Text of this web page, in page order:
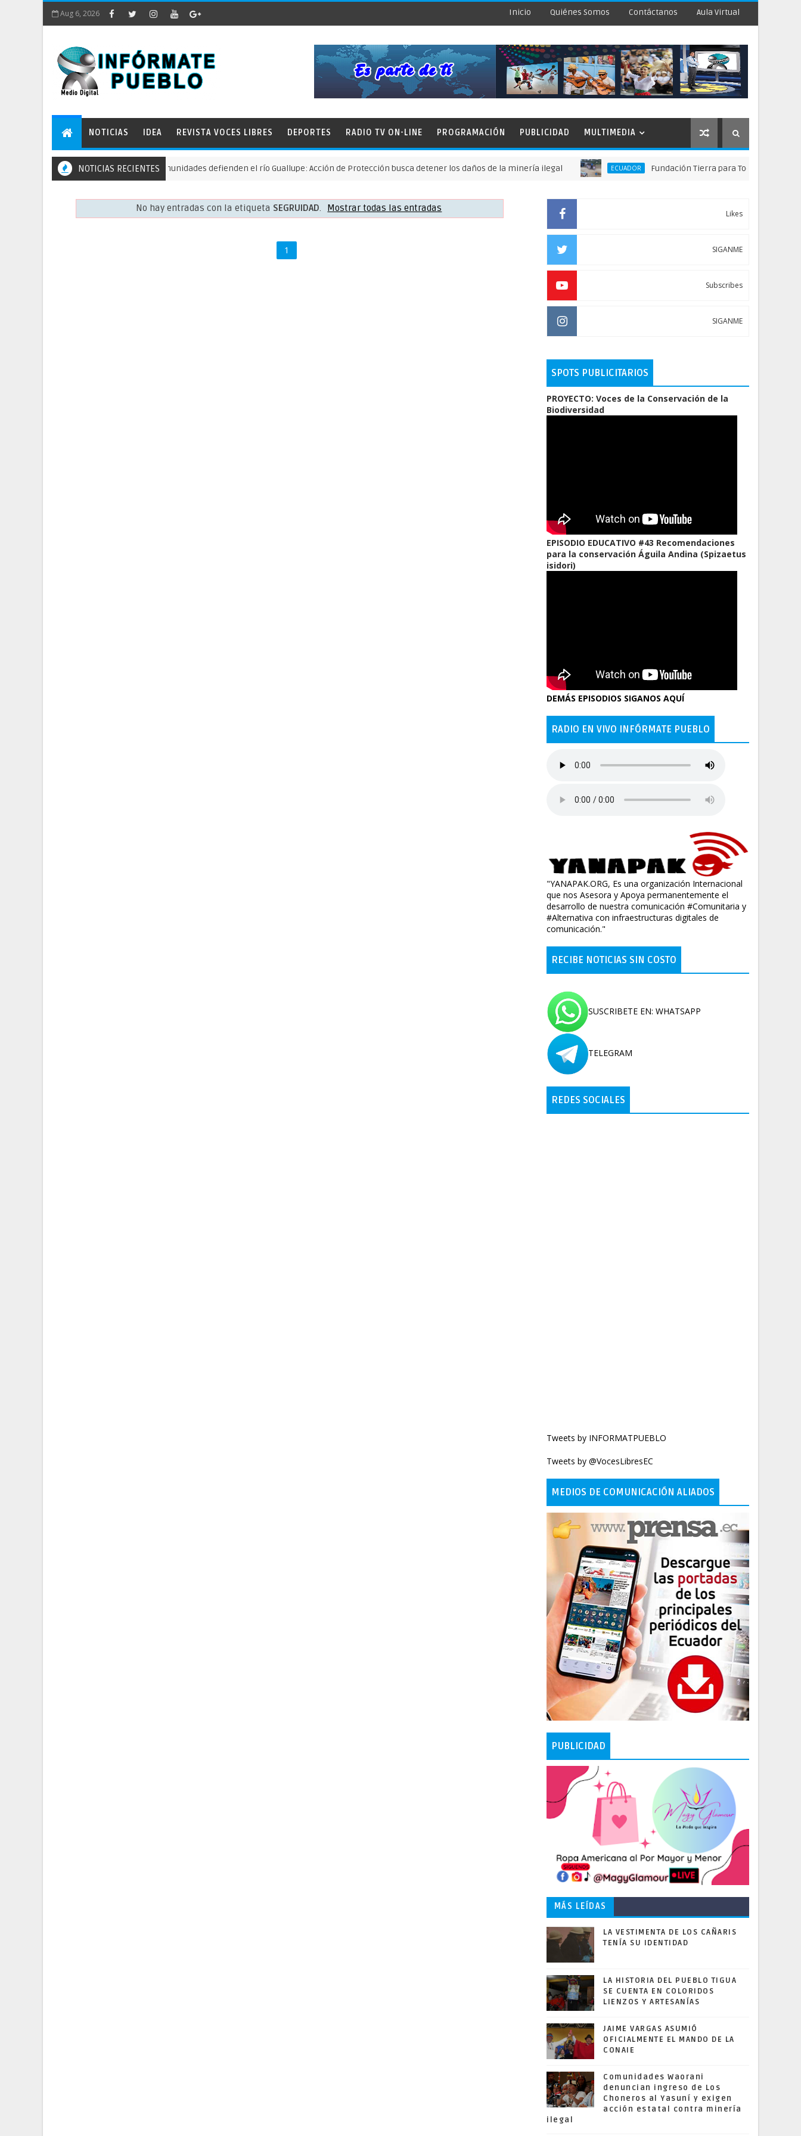
Aug 6, 2026 Inicio Quiénes Somos Contáctanos Aula Virtual
NOTICIAS IDEA REVISTA VOCES LIBRES DEPORTES RADIO TV ON-LINE PROGRAMACIÓN PUBLICIDAD MULTIMEDIA
NOTICIAS RECIENTES
ACCIÓN DE PROTECCIÓN Comunidades defienden el río Guallupe: Acción de Protección busca detener los daños de la minería ilegal ECUADOR Fundación Tierra para Todos Suiza - Ecuador
No hay entradas con la etiqueta SEGRUIDAD. Mostrar todas las entradas
1
Likes
SIGANME
Subscribes
SIGANME
SPOTS PUBLICITARIOS
PROYECTO: Voces de la Conservación de la
Biodiversidad
EPISODIO EDUCATIVO #43 Recomendaciones
para la conservación Águila Andina (Spizaetus
isidori)
DEMÁS EPISODIOS SIGANOS AQUÍ
RADIO EN VIVO INFÓRMATE PUEBLO
"YANAPAK.ORG, Es una organización Internacional
que nos Asesora y Apoya permanentemente el
desarrollo de nuestra comunicación #Comunitaria y
#Alternativa con infraestructuras digitales de
comunicación."
RECIBE NOTICIAS SIN COSTO
SUSCRIBETE EN: WHATSAPP
TELEGRAM
REDES SOCIALES
Tweets by INFORMATPUEBLO
Tweets by @VocesLibresEC
MEDIOS DE COMUNICACIÓN ALIADOS
PUBLICIDAD
MÁS LEÍDAS
LA VESTIMENTA DE LOS CAÑARIS
TENÍA SU IDENTIDAD
LA HISTORIA DEL PUEBLO TIGUA
SE CUENTA EN COLORIDOS
LIENZOS Y ARTESANÍAS
JAIME VARGAS ASUMIÓ
OFICIALMENTE EL MANDO DE LA
CONAIE
Comunidades Waorani
denuncian ingreso de Los
Choneros al Yasuní y exigen
acción estatal contra minería
ilegal